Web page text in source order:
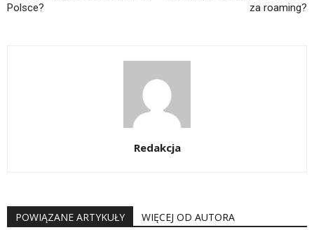
Polsce?
za roaming?
Redakcja
POWIĄZANE ARTYKUŁY WIĘCEJ OD AUTORA